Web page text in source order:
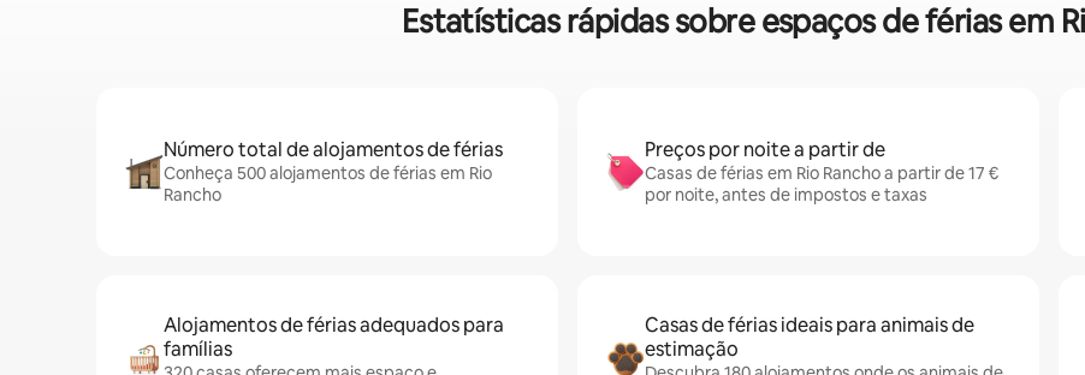
Estatísticas rápidas sobre espaços de férias em
Número total de alojamentos de férias
Conheça 500 alojamentos de férias em Rio
Rancho
Preços por noite a partir de
Casas de férias em Rio Rancho a partir de 17 €
por noite, antes de impostos e taxas
Alojamentos de férias adequados para
famílias
Casas de férias ideais para animais de
estimação